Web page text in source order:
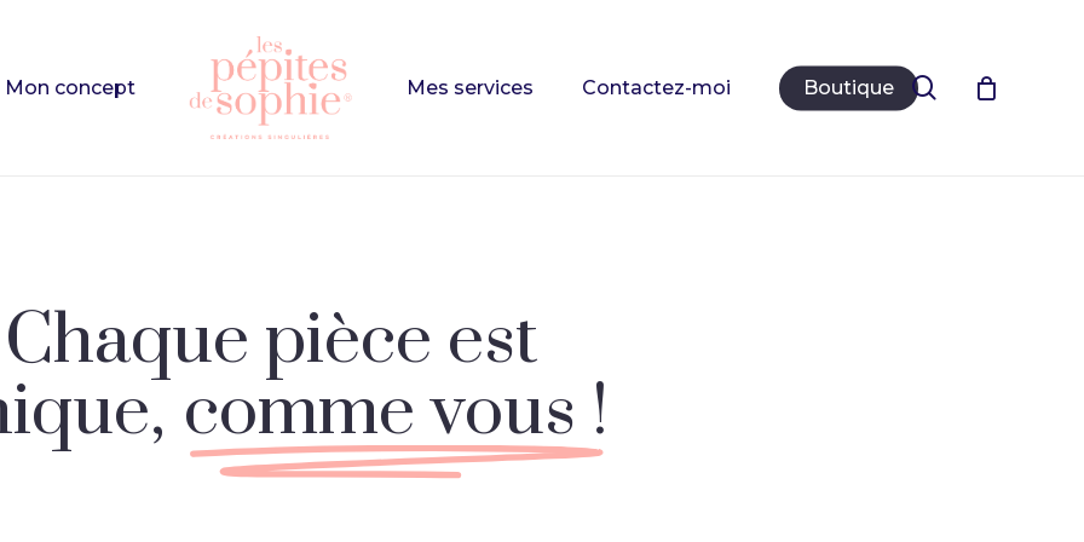
Mon concept Mes services Contactez-moi Boutique search
Chaque pièce est
comme vous !